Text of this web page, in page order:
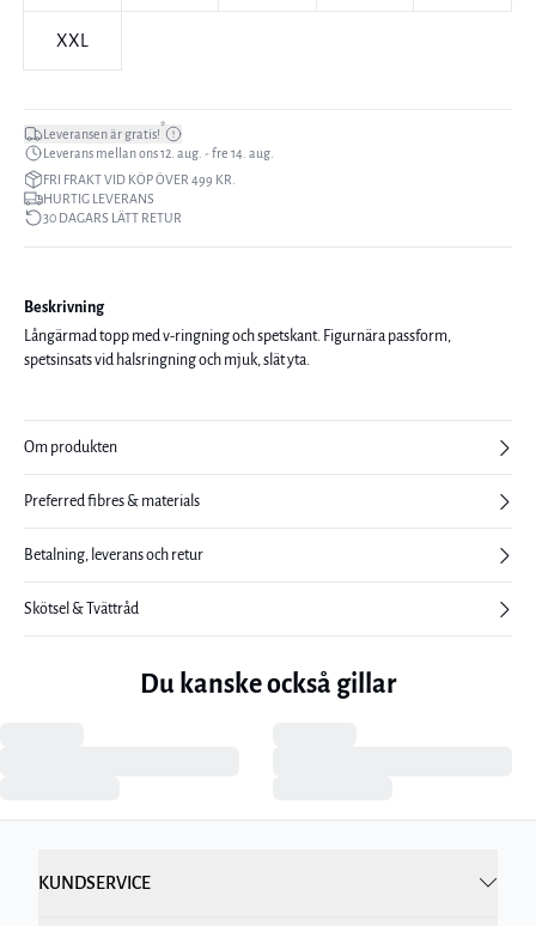
XXL
Leveransen är gratis!*
Leverans mellan ons 12. aug. - fre 14. aug.
FRI FRAKT VID KÖP ÖVER 499 KR.
HURTIG LEVERANS
30 DAGARS LÄTT RETUR
Beskrivning
Långärmad topp med v-ringning och spetskant. Figurnära passform,
spetsinsats vid halsringning och mjuk, slät yta.
Om produkten
Preferred fibres & materials
Betalning, leverans och retur
Skötsel & Tvättråd
Du kanske också gillar
KUNDSERVICE